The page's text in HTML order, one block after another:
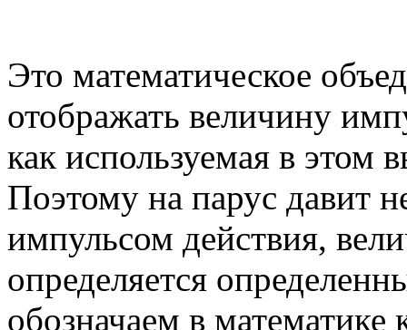
Это математическое
отображать величину
как используемая в этом
Поэтому на парус давит
импульсом действия,
определяется
обозначаем в математике